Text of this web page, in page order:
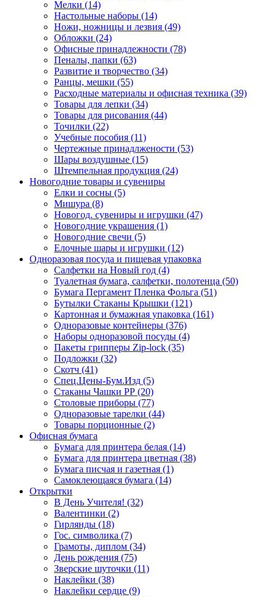
Мелки (14)
Настольные наборы (14)
Ножи, ножницы и лезвия (49)
Обложки (24)
Офисные принадлежности (78)
Пеналы, папки (63)
Развитие и творчество (34)
Ранцы, мешки (55)
Расходные материалы и офисная техника (39)
Товары для лепки (34)
Товары для рисования (44)
Точилки (22)
Учебные пособия (11)
Чертежные принадлжености (53)
Шары воздушные (15)
Штемпельная продукция (24)
Новогодние товары и сувениры
Елки и сосны (5)
Мишура (8)
Новогод. сувениры и игрушки (47)
Новогодние украшения (1)
Новогодние свечи (5)
Елочные шары и игрушки (12)
Одноразовая посуда и пищевая упаковка
Салфетки на Новый год (4)
Туалетная бумага, салфетки, полотенца (50)
Бумага Пергамент Пленка Фольга (51)
Бутылки Стаканы Крышки (121)
Картонная и бумажная упаковка (161)
Одноразовые контейнеры (376)
Наборы одноразовой посуды (4)
Пакеты грипперы Zip-lock (35)
Подложки (32)
Скотч (41)
Спец.Цены-Бум.Изд (5)
Стаканы Чашки РР (20)
Столовые приборы (77)
Одноразовые тарелки (44)
Товары порционные (2)
Офисная бумага
Бумага для принтера белая (14)
Бумага для принтера цветная (38)
Бумага писчая и газетная (1)
Самоклеющаяся бумага (14)
Открытки
В День Учителя! (32)
Валентинки (2)
Гирлянды (18)
Гос. символика (7)
Грамоты, диплом (34)
День рождения (75)
Зверские шуточки (11)
Наклейки (38)
Наклейки сердце (9)